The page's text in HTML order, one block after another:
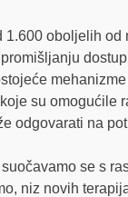
1.600 oboljelih
su omogućile
odgovarati na
se s
niz novih